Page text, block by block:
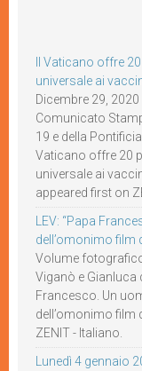
Il Vaticano offre
universale ai
Dicembre 29, 2020
Comunicato
19 e della
Vaticano offre 20
universale ai
appeared first on
LEV: “Papa
dell’omonimo film
Volume
Viganò e Gianluca
Francesco. Un
dell’omonimo film
ZENIT - Italiano.
Lunedì 4 gennaio